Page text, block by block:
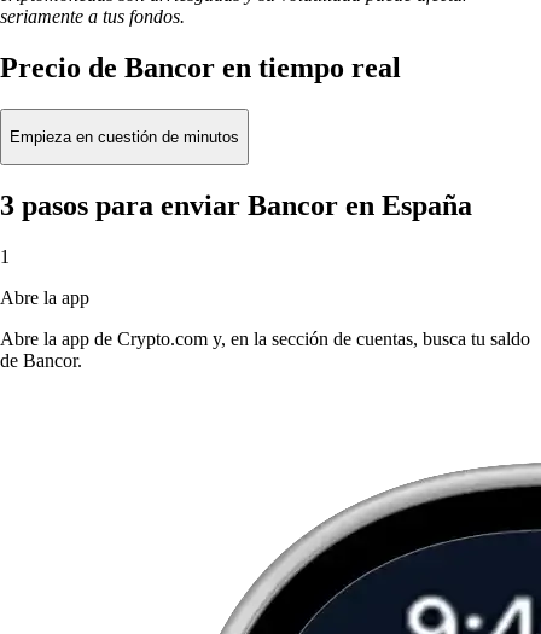
seriamente a tus fondos.
Precio de Bancor en tiempo real
Empieza en cuestión de minutos
3 pasos para enviar Bancor en España
1
Abre la app
Abre la app de Crypto.com y, en la sección de cuentas, busca tu saldo
de Bancor.